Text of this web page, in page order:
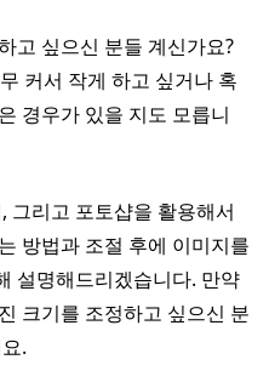
고 싶으신 분들 계신가요?
커서 작게 하고 싶거나 혹
경우가 있을 지도 모릅니
그리고 포토샵을 활용해서
방법과 조절 후에 이미지를
설명해드리겠습니다. 만약
크기를 조정하고 싶으신 분
.